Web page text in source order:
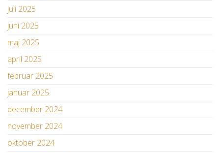
juli 2025
juni 2025
maj 2025
april 2025
februar 2025
januar 2025
december 2024
november 2024
oktober 2024